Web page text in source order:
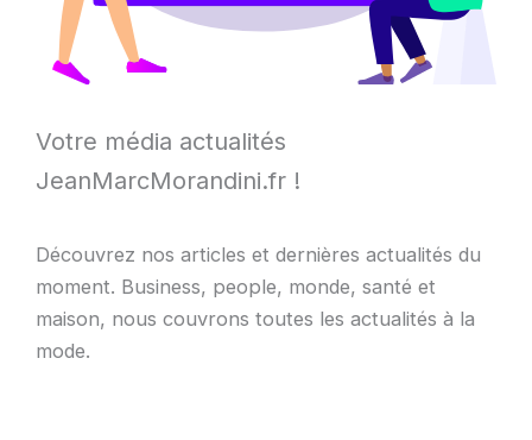
Votre média actualités
JeanMarcMorandini.fr !
Découvrez nos articles et dernières actualités du
moment. Business, people, monde, santé et
maison, nous couvrons toutes les actualités à la
mode.